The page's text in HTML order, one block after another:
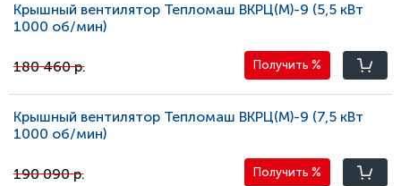
Крышный вентилятор Тепломаш ВКРЦ(М)-9 (5,5 кВт
1000 oб/мин)
180 460 р. Получить %
Крышный вентилятор Тепломаш ВКРЦ(М)-9 (7,5 кВт
1000 oб/мин)
190 090 р. Получить %